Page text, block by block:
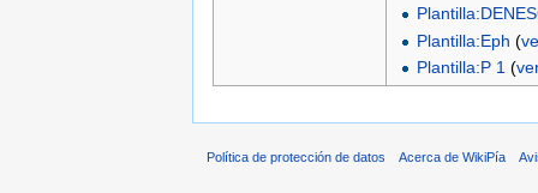
Plantilla:Eph (
Plantilla:P 1 (
Política de protección de datos Acerca de WikiPía